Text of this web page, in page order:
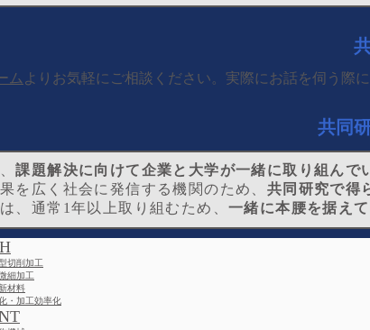
ム よりお気軽にご相談ください。実際にお話を伺う際
共同
課題解決に向けて企業と大学が一緒に取り組んで
を広く社会に発信する機関のため、 共同研究で得
、通常1年以上取り組むため、一緒に本腰を据え
切削加工
細加工
材料
・加工効率化